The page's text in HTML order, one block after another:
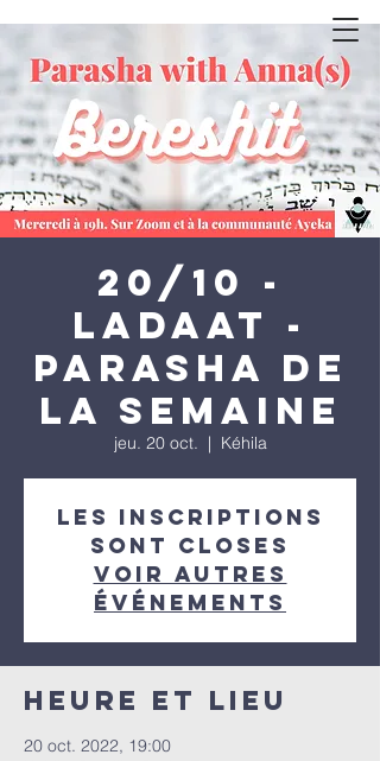
20/10 -
LADAAT -
Parasha de
la semaine
jeu. 20 oct.
  |
Kéhila
Les inscriptions
sont closes
Voir autres
événements
Heure et lieu
20 oct. 2022, 19:00